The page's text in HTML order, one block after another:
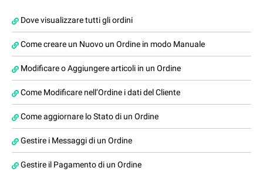
Dove visualizzare tutti gli ordini
Come creare un Nuovo un Ordine in modo Manuale
Modificare o Aggiungere articoli in un Ordine
Come Modificare nell’Ordine i dati del Cliente
Come aggiornare lo Stato di un Ordine
Gestire i Messaggi di un Ordine
Gestire il Pagamento di un Ordine